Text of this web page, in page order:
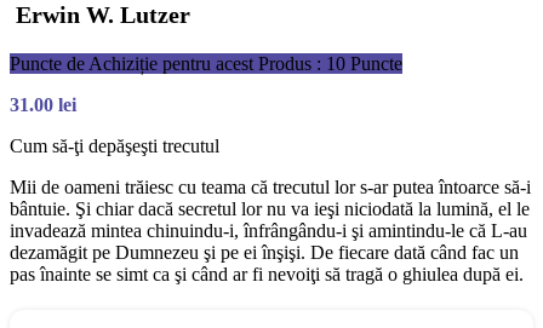
Erwin W. Lutzer
Puncte de Achiziție pentru acest Produs : 10 Puncte
31.00 lei
Cum să-ţi depăşeşti trecutul
Mii de oameni trăiesc cu teama că trecutul lor s-ar putea întoarce să-i
bântuie. Şi chiar dacă secretul lor nu va ieşi niciodată la lumină, el le
invadează mintea chinuindu-i, înfrângându-i şi amintindu-le că L-au
dezamăgit pe Dumnezeu şi pe ei înşişi. De fiecare dată când fac un
pas înainte se simt ca şi când ar fi nevoiţi să tragă o ghiulea după ei.